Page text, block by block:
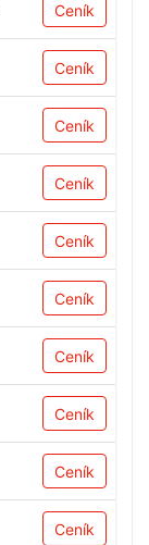
Ceník
Ceník
Ceník
Ceník
Ceník
Ceník
Ceník
Ceník
Ceník
Ceník